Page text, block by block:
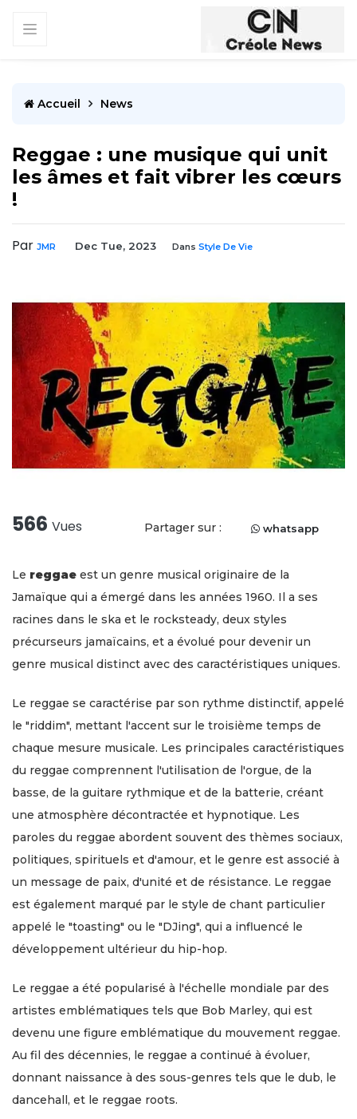
Accueil News
Reggae : une musique qui unit
les âmes et fait vibrer les cœurs
!
Par JMR Dec Tue, 2023 Dans Style De Vie
566 Vues Partager sur : whatsapp
Le reggae est un genre musical originaire de la
Jamaïque qui a émergé dans les années 1960. Il a ses
racines dans le ska et le rocksteady, deux styles
précurseurs jamaïcains, et a évolué pour devenir un
genre musical distinct avec des caractéristiques uniques.
Le reggae se caractérise par son rythme distinctif, appelé
le "riddim", mettant l'accent sur le troisième temps de
chaque mesure musicale. Les principales caractéristiques
du reggae comprennent l'utilisation de l'orgue, de la
basse, de la guitare rythmique et de la batterie, créant
une atmosphère décontractée et hypnotique. Les
paroles du reggae abordent souvent des thèmes sociaux,
politiques, spirituels et d'amour, et le genre est associé à
un message de paix, d'unité et de résistance. Le reggae
est également marqué par le style de chant particulier
appelé le "toasting" ou le "DJing", qui a influencé le
développement ultérieur du hip-hop.
Le reggae a été popularisé à l'échelle mondiale par des
artistes emblématiques tels que Bob Marley, qui est
devenu une figure emblématique du mouvement reggae.
Au fil des décennies, le reggae a continué à évoluer,
donnant naissance à des sous-genres tels que le dub, le
dancehall, et le reggae roots.